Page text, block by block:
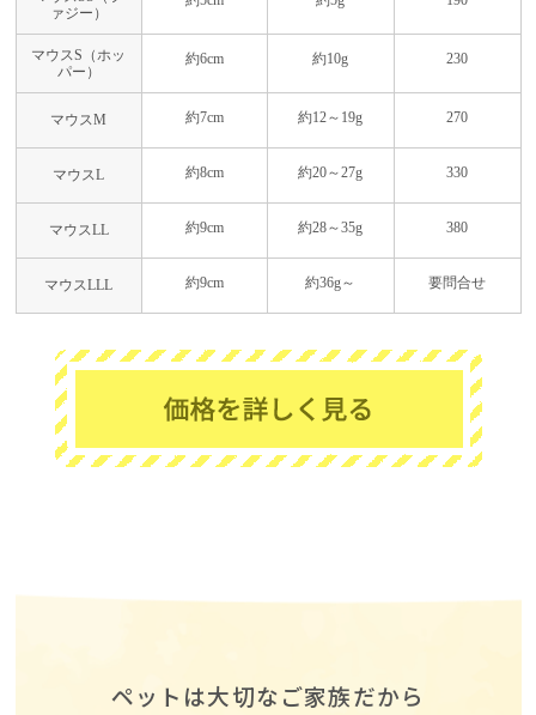
ァジー）
マウスS（ホッ
パー）
約6cm 約10g 230
マウスM 約7cm 約12～19g 270
マウスL 約8cm 約20～27g 330
マウスLL 約9cm 約28～35g 380
マウスLLL 約9cm 約36g～ 要問合せ
ペットは大切なご家族だから